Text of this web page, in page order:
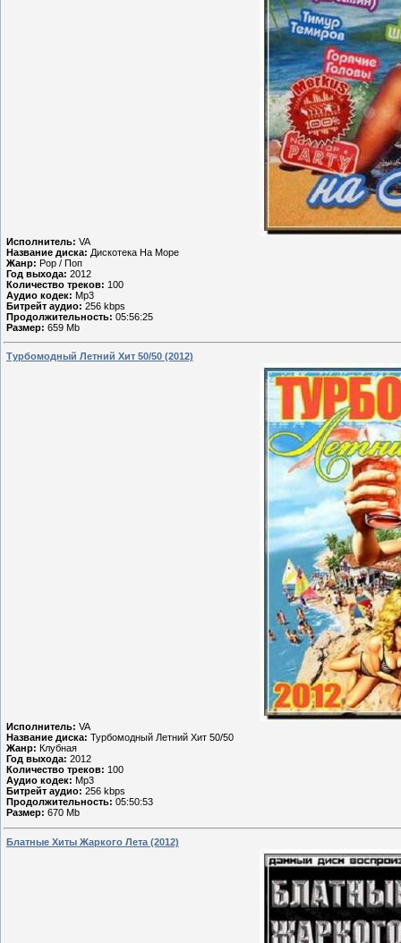
Исполнитель: VA
Название диска: Дискотека На Море
Жанр: Pop / Поп
Год выхода: 2012
Количество треков: 100
Аудио кодек: Mp3
Битрейт аудио: 256 kbps
Продолжительность: 05:56:25
Размер: 659 Mb
Турбомодный Летний Хит 50/50 (2012)
Исполнитель: VA
Название диска: Турбомодный Летний Хит 50/50
Жанр: Клубная
Год выхода: 2012
Количество треков: 100
Аудио кодек: Mp3
Битрейт аудио: 256 kbps
Продолжительность: 05:50:53
Размер: 670 Mb
Блатные Хиты Жаркого Лета (2012)